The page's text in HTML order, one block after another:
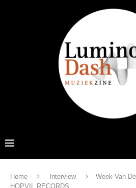
Home Interview
Week Van
HOPVIL RECORDS